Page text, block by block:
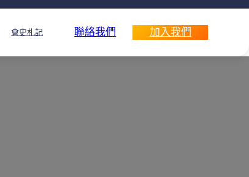
會史札記 聯絡我們 加入我們